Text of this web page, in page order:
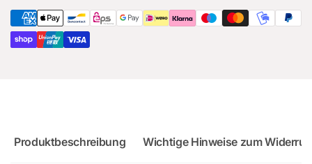
RS3
Sportback
Produktbeschreibung Wichtige Hinweise zum